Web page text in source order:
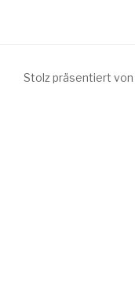
Stolz präsentiert